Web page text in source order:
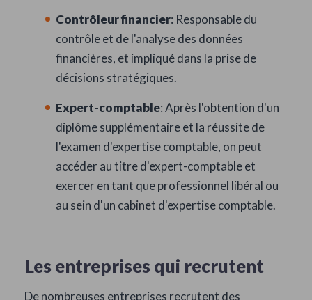
Contrôleur financier: Responsable du
contrôle et de l'analyse des données
financières, et impliqué dans la prise de
décisions stratégiques.
Expert-comptable: Après l'obtention d'un
diplôme supplémentaire et la réussite de
l'examen d'expertise comptable, on peut
accéder au titre d'expert-comptable et
exercer en tant que professionnel libéral ou
au sein d'un cabinet d'expertise comptable.
Les entreprises qui recrutent
De nombreuses entreprises recrutent des